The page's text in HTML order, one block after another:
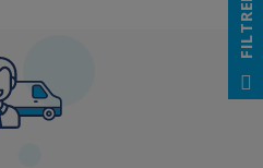
FILTRER